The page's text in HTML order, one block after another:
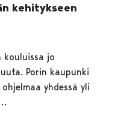
kehitykseen
kouluissa jo
Porin kaupunki
yhdessä yli